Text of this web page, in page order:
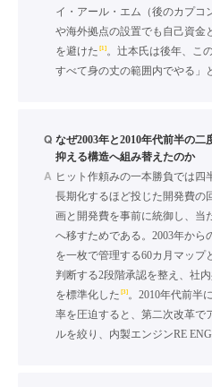
イ・アール・エム（後のカプコ
や海外拠点の設置でも自己資金
を避けた [1]。辻本氏は後年、こ
すべて身の丈の範囲内でやる」
Q なぜ2003年と2010年代前半の
抑える構造へ組み替えたのか
A ヒット作頼みの一本勝負では四
長期化するほど投じた開発費の
画と開発費を事前に統御し、当
へ移すためである。2003年か
を一枚で管理する60カ月マップ
判断する2段階承認を整え、社
を標準化した [3]。2010年代前半
率を圧迫すると、第二次改革で
ルを絞り、内製エンジンRE